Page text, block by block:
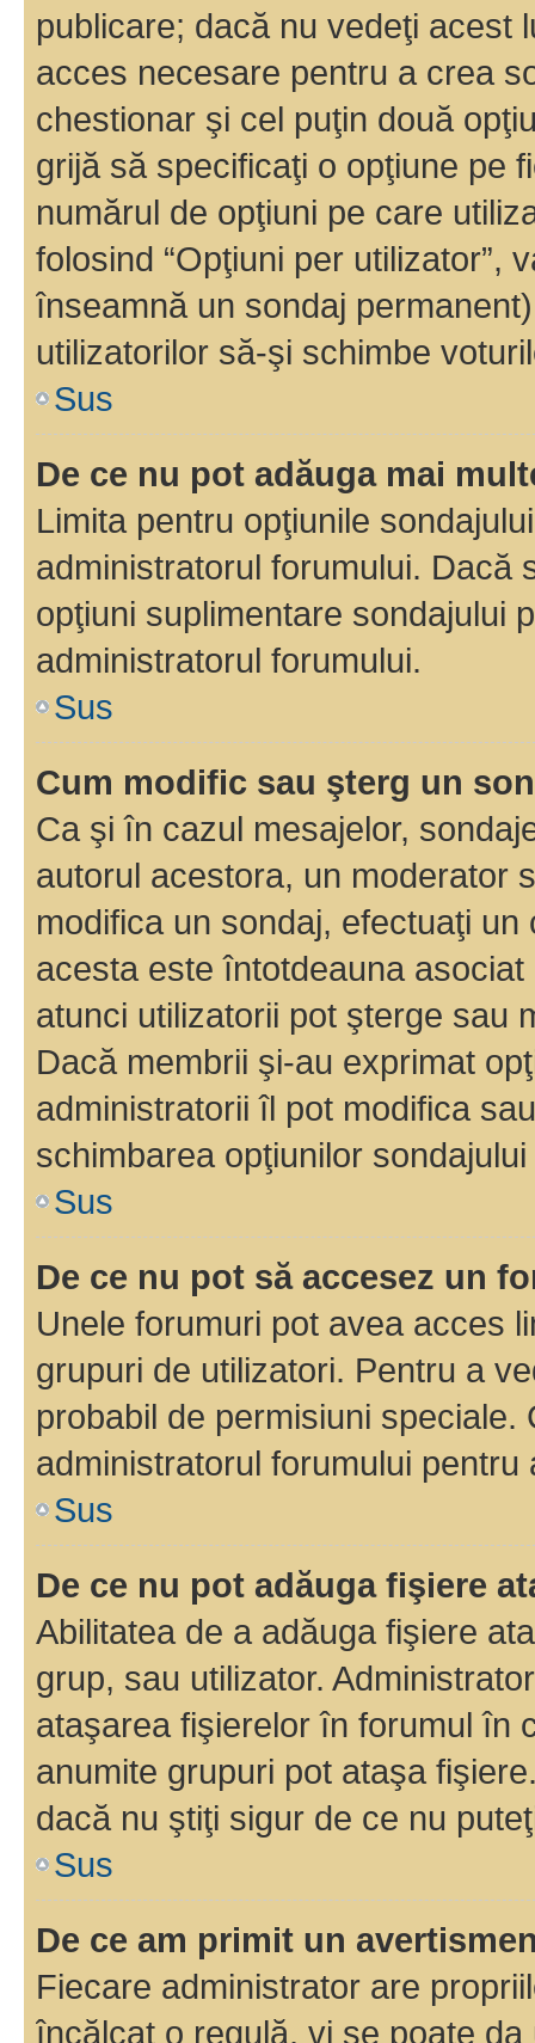
publicare; dacă nu vedeţi acest
acces necesare pentru a crea
chestionar şi cel puţin două
grijă să specificaţi o opţiune pe
numărul de opţiuni pe care
folosind “Opţiuni per utilizator”,
înseamnă un sondaj
utilizatorilor să-şi schimbe
Sus
De ce nu pot adăuga mai
Limita pentru opţiunile
administratorul forumului. Dacă
opţiuni suplimentare sondajului
administratorul forumului.
Sus
Cum modific sau şterg un
Ca şi în cazul mesajelor,
autorul acestora, un moderator
modifica un sondaj, efectuaţi
acesta este întotdeauna
atunci utilizatorii pot şterge sau
Dacă membrii şi-au exprimat
administratorii îl pot modifica
schimbarea opţiunilor
Sus
De ce nu pot să accesez un
Unele forumuri pot avea acces
grupuri de utilizatori. Pentru a
probabil de permisiuni
administratorul forumului pentru
Sus
De ce nu pot adăuga fişiere
Abilitatea de a adăuga fişiere
grup, sau utilizator.
ataşarea fişierelor în forumul în
anumite grupuri pot ataşa
dacă nu ştiţi sigur de ce nu
Sus
De ce am primit un
Fiecare administrator are
încălcat o regulă, vi se poate